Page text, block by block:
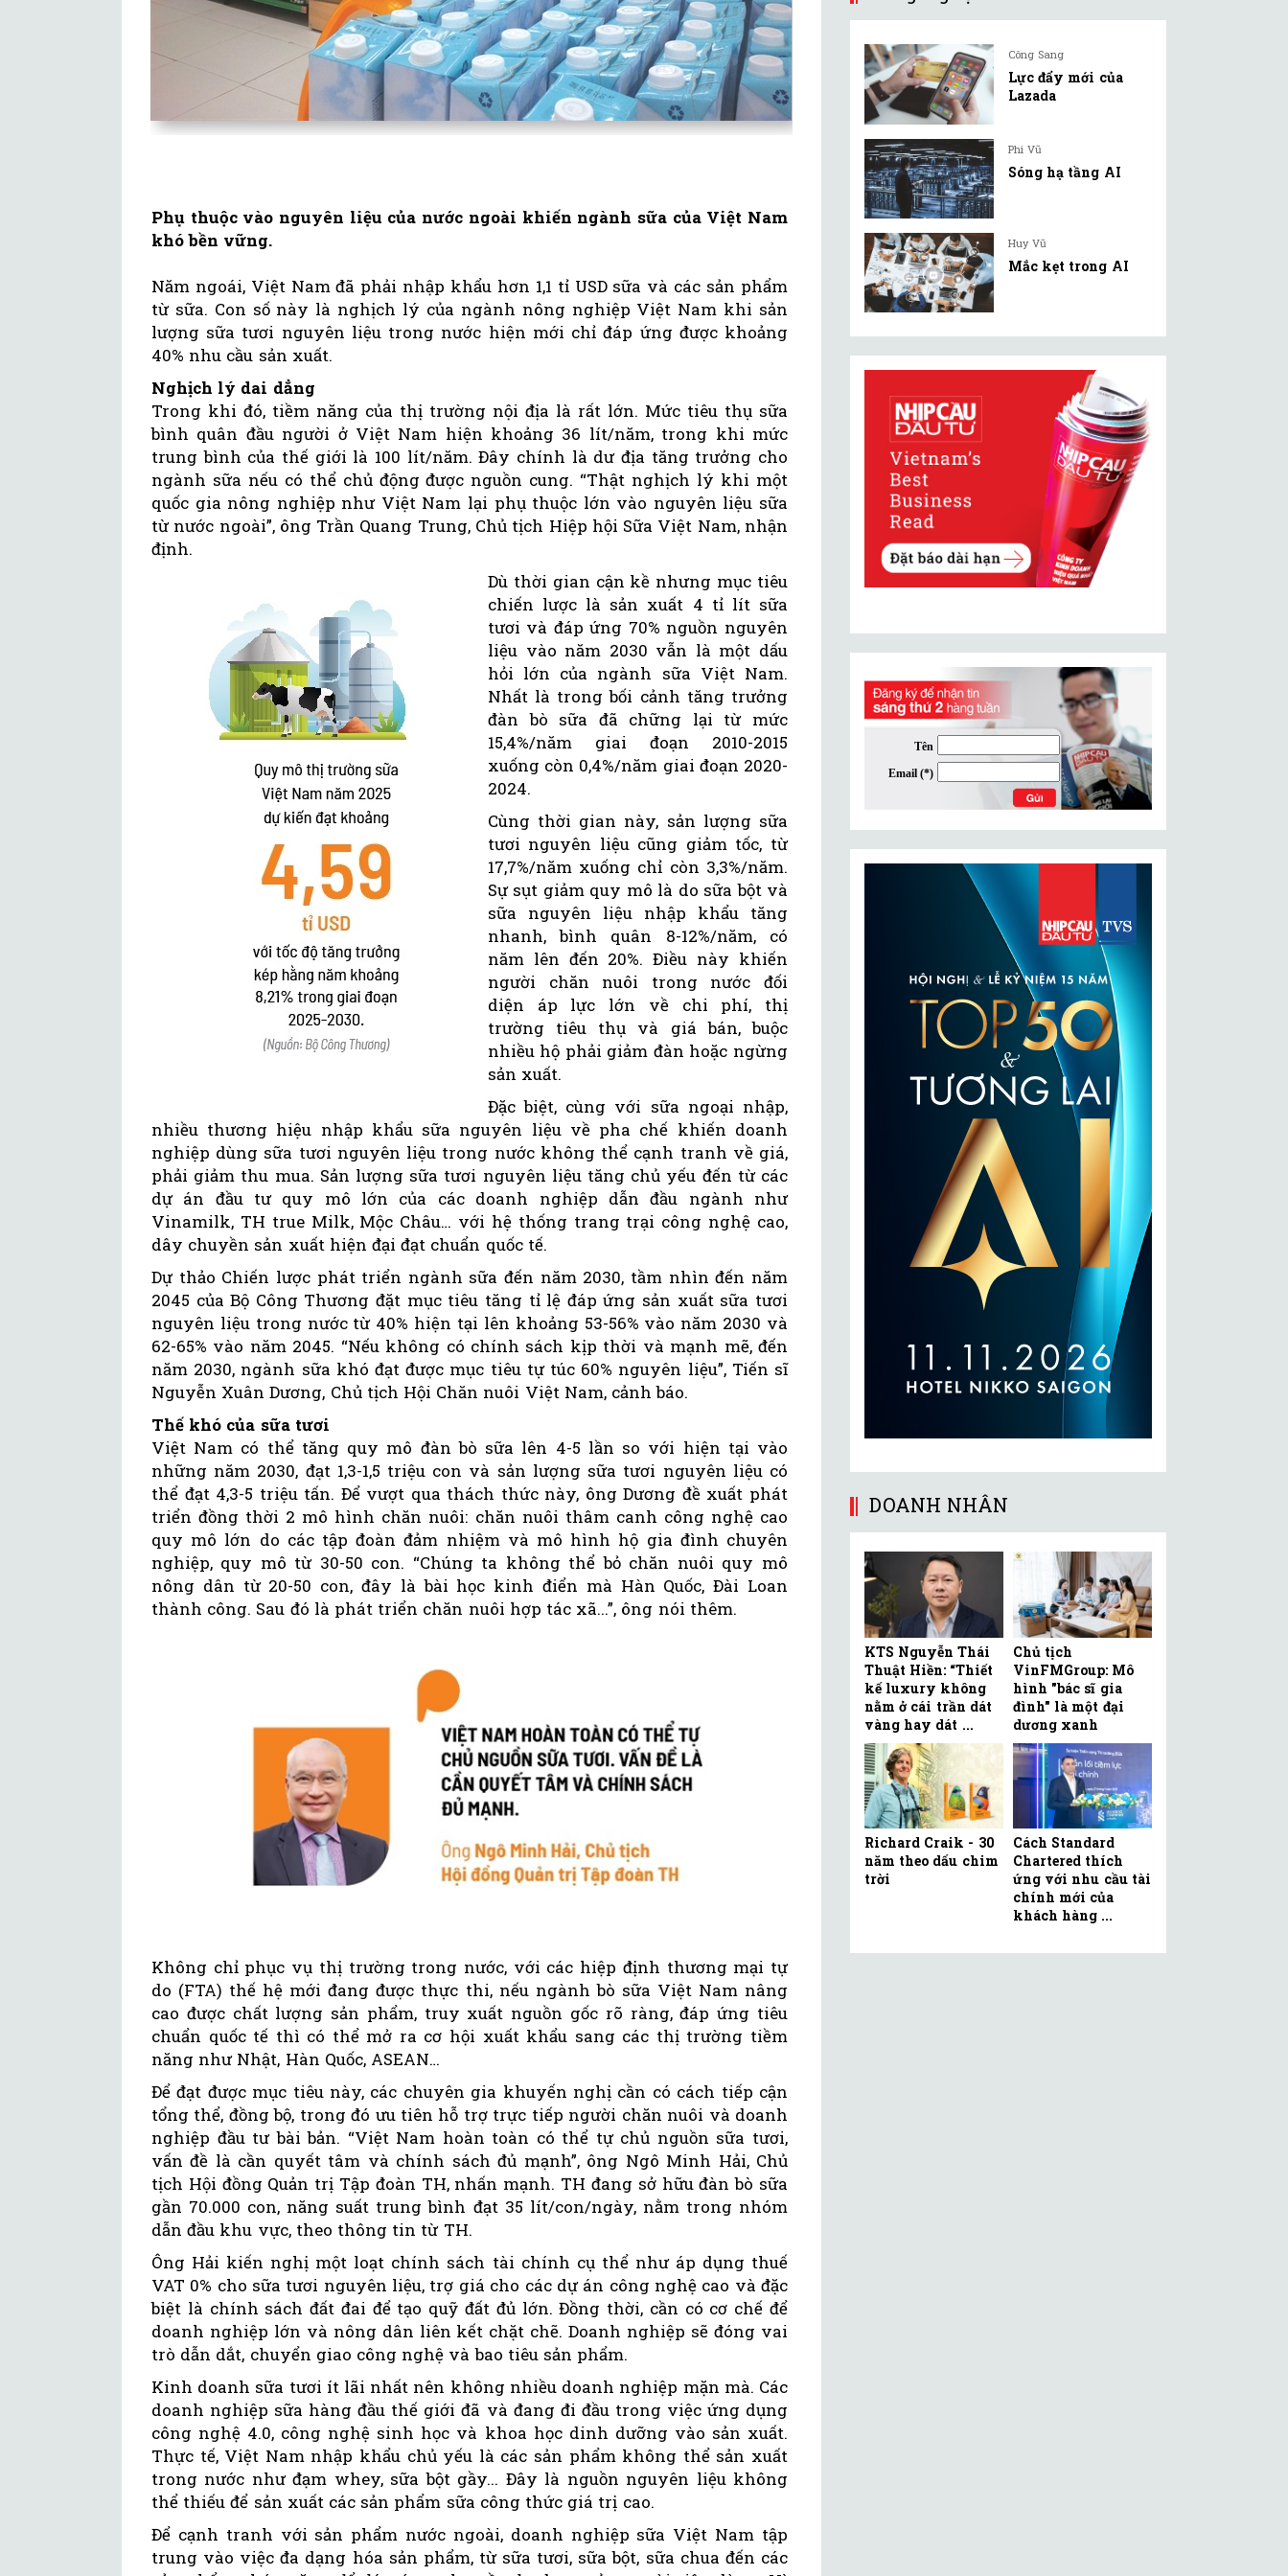
Phụ thuộc vào nguyên liệu của nước ngoài khiến ngành sữa của Việt Nam
khó bền vững.
Năm ngoái, Việt Nam đã phải nhập khẩu hơn 1,1 tỉ USD sữa và các sản phẩm
từ sữa. Con số này là nghịch lý của ngành nông nghiệp Việt Nam khi sản
lượng sữa tươi nguyên liệu trong nước hiện mới chỉ đáp ứng được khoảng
40% nhu cầu sản xuất.
Nghịch lý dai dẳng
Trong khi đó, tiềm năng của thị trường nội địa là rất lớn. Mức tiêu thụ sữa
bình quân đầu người ở Việt Nam hiện khoảng 36 lít/năm, trong khi mức
trung bình của thế giới là 100 lít/năm. Đây chính là dư địa tăng trưởng cho
ngành sữa nếu có thể chủ động được nguồn cung. “Thật nghịch lý khi một
quốc gia nông nghiệp như Việt Nam lại phụ thuộc lớn vào nguyên liệu sữa
từ nước ngoài”, ông Trần Quang Trung, Chủ tịch Hiệp hội Sữa Việt Nam, nhận
định.
Dù thời gian cận kề nhưng mục tiêu
chiến lược là sản xuất 4 tỉ lít sữa
tươi và đáp ứng 70% nguồn nguyên
liệu vào năm 2030 vẫn là một dấu
hỏi lớn của ngành sữa Việt Nam.
Nhất là trong bối cảnh tăng trưởng
đàn bò sữa đã chững lại từ mức
15,4%/năm giai đoạn 2010-2015
xuống còn 0,4%/năm giai đoạn 2020-
2024.
Cùng thời gian này, sản lượng sữa
tươi nguyên liệu cũng giảm tốc, từ
17,7%/năm xuống chỉ còn 3,3%/năm.
Sự sụt giảm quy mô là do sữa bột và
sữa nguyên liệu nhập khẩu tăng
nhanh, bình quân 8-12%/năm, có
năm lên đến 20%. Điều này khiến
người chăn nuôi trong nước đối
diện áp lực lớn về chi phí, thị
trường tiêu thụ và giá bán, buộc
nhiều hộ phải giảm đàn hoặc ngừng
sản xuất.
Đặc biệt, cùng với sữa ngoại nhập,
nhiều thương hiệu nhập khẩu sữa nguyên liệu về pha chế khiến doanh
nghiệp dùng sữa tươi nguyên liệu trong nước không thể cạnh tranh về giá,
phải giảm thu mua. Sản lượng sữa tươi nguyên liệu tăng chủ yếu đến từ các
dự án đầu tư quy mô lớn của các doanh nghiệp dẫn đầu ngành như
Vinamilk, TH true Milk, Mộc Châu… với hệ thống trang trại công nghệ cao,
dây chuyền sản xuất hiện đại đạt chuẩn quốc tế.
Dự thảo Chiến lược phát triển ngành sữa đến năm 2030, tầm nhìn đến năm
2045 của Bộ Công Thương đặt mục tiêu tăng tỉ lệ đáp ứng sản xuất sữa tươi
nguyên liệu trong nước từ 40% hiện tại lên khoảng 53-56% vào năm 2030 và
62-65% vào năm 2045. “Nếu không có chính sách kịp thời và mạnh mẽ, đến
năm 2030, ngành sữa khó đạt được mục tiêu tự túc 60% nguyên liệu”, Tiến sĩ
Nguyễn Xuân Dương, Chủ tịch Hội Chăn nuôi Việt Nam, cảnh báo.
Thế khó của sữa tươi
Việt Nam có thể tăng quy mô đàn bò sữa lên 4-5 lần so với hiện tại vào
những năm 2030, đạt 1,3-1,5 triệu con và sản lượng sữa tươi nguyên liệu có
thể đạt 4,3-5 triệu tấn. Để vượt qua thách thức này, ông Dương đề xuất phát
triển đồng thời 2 mô hình chăn nuôi: chăn nuôi thâm canh công nghệ cao
quy mô lớn do các tập đoàn đảm nhiệm và mô hình hộ gia đình chuyên
nghiệp, quy mô từ 30-50 con. “Chúng ta không thể bỏ chăn nuôi quy mô
nông dân từ 20-50 con, đây là bài học kinh điển mà Hàn Quốc, Đài Loan
thành công. Sau đó là phát triển chăn nuôi hợp tác xã...”, ông nói thêm.
Không chỉ phục vụ thị trường trong nước, với các hiệp định thương mại tự
do (FTA) thế hệ mới đang được thực thi, nếu ngành bò sữa Việt Nam nâng
cao được chất lượng sản phẩm, truy xuất nguồn gốc rõ ràng, đáp ứng tiêu
chuẩn quốc tế thì có thể mở ra cơ hội xuất khẩu sang các thị trường tiềm
năng như Nhật, Hàn Quốc, ASEAN…
Để đạt được mục tiêu này, các chuyên gia khuyến nghị cần có cách tiếp cận
tổng thể, đồng bộ, trong đó ưu tiên hỗ trợ trực tiếp người chăn nuôi và doanh
nghiệp đầu tư bài bản. “Việt Nam hoàn toàn có thể tự chủ nguồn sữa tươi,
vấn đề là cần quyết tâm và chính sách đủ mạnh”, ông Ngô Minh Hải, Chủ
tịch Hội đồng Quản trị Tập đoàn TH, nhấn mạnh. TH đang sở hữu đàn bò sữa
gần 70.000 con, năng suất trung bình đạt 35 lít/con/ngày, nằm trong nhóm
dẫn đầu khu vực, theo thông tin từ TH.
Ông Hải kiến nghị một loạt chính sách tài chính cụ thể như áp dụng thuế
VAT 0% cho sữa tươi nguyên liệu, trợ giá cho các dự án công nghệ cao và đặc
biệt là chính sách đất đai để tạo quỹ đất đủ lớn. Đồng thời, cần có cơ chế để
doanh nghiệp lớn và nông dân liên kết chặt chẽ. Doanh nghiệp sẽ đóng vai
trò dẫn dắt, chuyển giao công nghệ và bao tiêu sản phẩm.
Kinh doanh sữa tươi ít lãi nhất nên không nhiều doanh nghiệp mặn mà. Các
doanh nghiệp sữa hàng đầu thế giới đã và đang đi đầu trong việc ứng dụng
công nghệ 4.0, công nghệ sinh học và khoa học dinh dưỡng vào sản xuất.
Thực tế, Việt Nam nhập khẩu chủ yếu là các sản phẩm không thể sản xuất
trong nước như đạm whey, sữa bột gầy... Đây là nguồn nguyên liệu không
thể thiếu để sản xuất các sản phẩm sữa công thức giá trị cao.
Để cạnh tranh với sản phẩm nước ngoài, doanh nghiệp sữa Việt Nam tập
trung vào việc đa dạng hóa sản phẩm, từ sữa tươi, sữa bột, sữa chua đến các
Công Sang
Lực đẩy mới của
Lazada
Phi Vũ
Sóng hạ tầng AI
Huy Vũ
Mắc kẹt trong AI
DOANH NHÂN
KTS Nguyễn Thái
Thuật Hiền: “Thiết
kế luxury không
nằm ở cái trần dát
vàng hay dát ...
Chủ tịch
VinFMGroup: Mô
hình "bác sĩ gia
đình" là một đại
dương xanh
Richard Craik - 30
năm theo dấu chim
trời
Cách Standard
Chartered thích
ứng với nhu cầu tài
chính mới của
khách hàng ...